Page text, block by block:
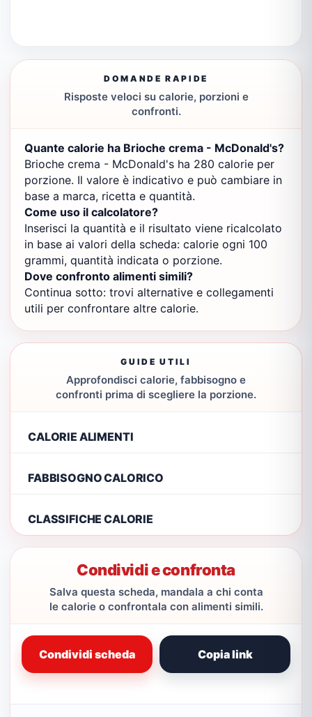
DOMANDE RAPIDE
Risposte veloci su calorie, porzioni e
confronti.
Quante calorie ha Brioche crema - McDonald's?
Brioche crema - McDonald's ha 280 calorie per
porzione. Il valore è indicativo e può cambiare in
base a marca, ricetta e quantità.
Come uso il calcolatore?
Inserisci la quantità e il risultato viene ricalcolato
in base ai valori della scheda: calorie ogni 100
grammi, quantità indicata o porzione.
Dove confronto alimenti simili?
Continua sotto: trovi alternative e collegamenti
utili per confrontare altre calorie.
GUIDE UTILI
Approfondisci calorie, fabbisogno e
confronti prima di scegliere la porzione.
CALORIE ALIMENTI
FABBISOGNO CALORICO
CLASSIFICHE CALORIE
Condividi e confronta
Salva questa scheda, mandala a chi conta
le calorie o confrontala con alimenti simili.
Condividi scheda Copia link